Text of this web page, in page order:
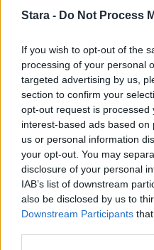
Stara - Do Not Process
If you wish to opt-out of the
processing of your personal
targeted advertising by us,
section to confirm your
opt-out request is processed
interest-based ads based
us or personal information
your opt-out. You may
disclosure of your personal
IAB’s list of downstream
also be disclosed by us to
Downstream Participants
marraskuulle –
3
MATKAILU